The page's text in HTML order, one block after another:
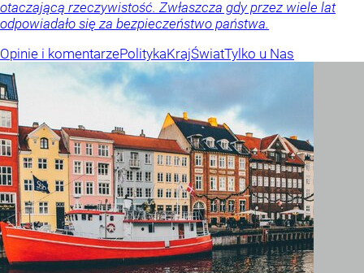
otaczającą rzeczywistość. Zwłaszcza gdy przez wiele lat
odpowiadało się za bezpieczeństwo państwa.
Opinie i komentarzePolitykaKrajŚwiatTylko u Nas